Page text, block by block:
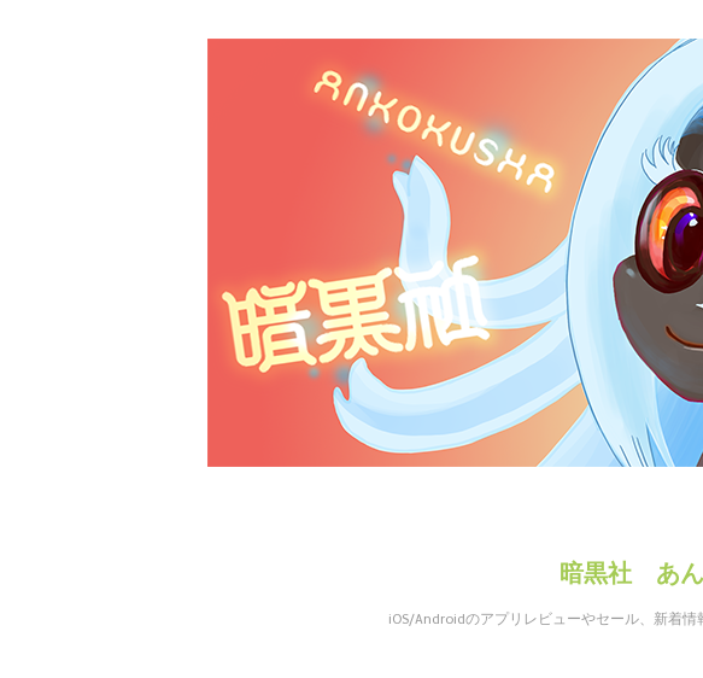
暗黒社 あん
iOS/Androidのアプリレビューやセール、新着